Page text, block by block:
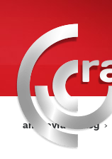
ana sayfa blog